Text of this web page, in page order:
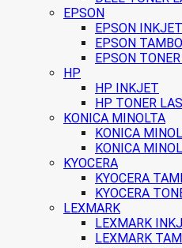
EPSON
EPSON INKJET
EPSON
EPSON
HP
HP INKJET
HP TONER
KONICA MINOLTA
KONICA
KONICA
KYOCERA
KYOCERA
KYOCERA
LEXMARK
LEXMARK
LEXMARK